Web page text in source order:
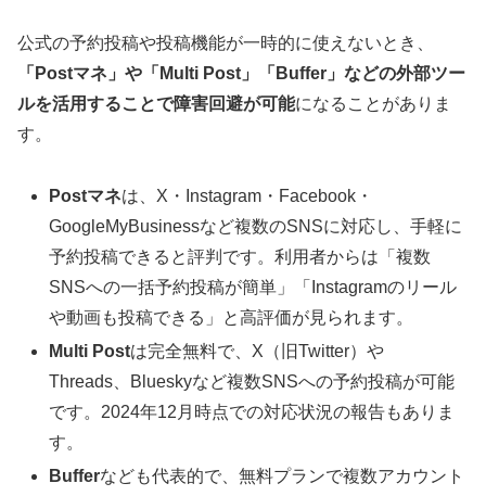
公式の予約投稿や投稿機能が一時的に使えないとき、
「Postマネ」や「Multi Post」「Buffer」などの外部ツー
ルを活用することで障害回避が可能になることがありま
す。
Postマネは、X・Instagram・Facebook・
GoogleMyBusinessなど複数のSNSに対応し、手軽に
予約投稿できると評判です。利用者からは「複数
SNSへの一括予約投稿が簡単」「Instagramのリール
や動画も投稿できる」と高評価が見られます。
Multi Postは完全無料で、X（旧Twitter）や
Threads、Blueskyなど複数SNSへの予約投稿が可能
です。2024年12月時点での対応状況の報告もありま
す。
Bufferなども代表的で、無料プランで複数アカウント